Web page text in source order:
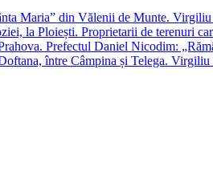
Maria” din Vălenii de Munte.
la Ploiești. Proprietarii de terenuri
Prefectul Daniel Nicodim:
între Câmpina și Telega.